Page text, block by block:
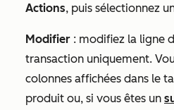
Actions, puis sélectionnez
Modifier : modifiez la ligne
transaction uniquement.
colonnes affichées dans le
produit ou, si vous êtes un